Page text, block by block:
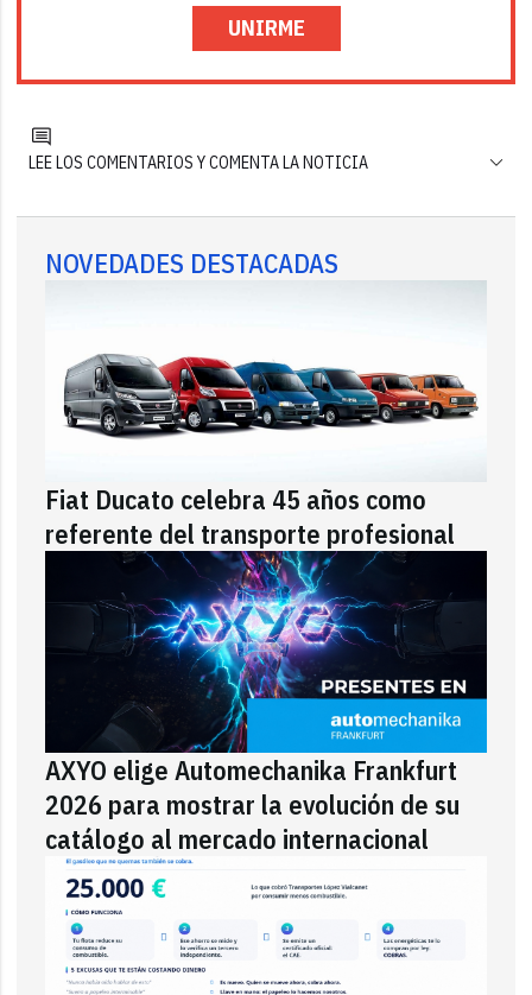
UNIRME
LEE LOS COMENTARIOS Y COMENTA LA NOTICIA
NOVEDADES DESTACADAS
Fiat Ducato celebra 45 años como
referente del transporte profesional
AXYO elige Automechanika Frankfurt
2026 para mostrar la evolución de su
catálogo al mercado internacional